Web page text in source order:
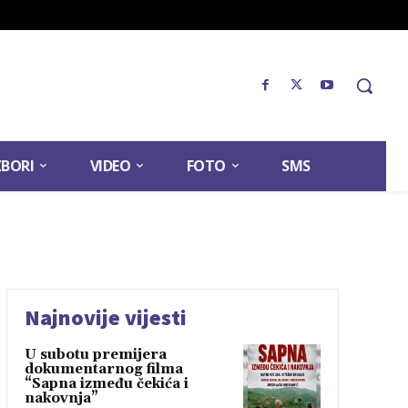
VIDEO FOTO SMS
Najnovije vijesti
U subotu premijera
dokumentarnog filma
“Sapna između čekića i
nakovnja”